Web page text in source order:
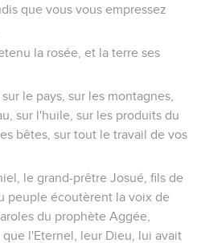
que vous vous empressez
la rosée, et la terre ses
le pays, sur les montagnes,
sur l'huile, sur les produits du
bêtes, sur tout le travail de vos
le grand-prêtre Josué, fils de
peuple écoutèrent la voix de
du prophète Aggée,
l'Eternel, leur Dieu, lui avait